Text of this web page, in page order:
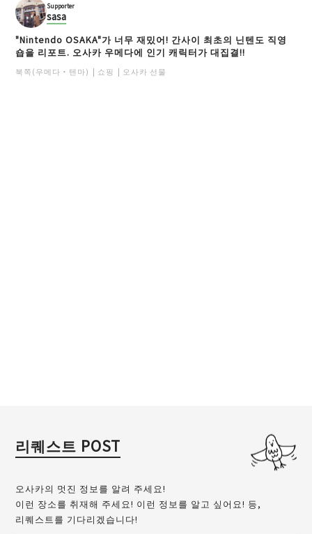
Supporter
sasa
"Nintendo OSAKA"가 너무 재밌어! 간사이 최초의 닌텐도 직영
숍을 리포트. 오사카 우메다에 인기 캐릭터가 대집결!!
북쪽(우메다・텐마) 쇼핑 오사카 선물
리퀘스트 POST
오사카의 멋진 정보를 알려 주세요!
이런 장소를 취재해 주세요! 이런 정보를 알고 싶어요! 등,
리퀘스트를 기다리겠습니다!